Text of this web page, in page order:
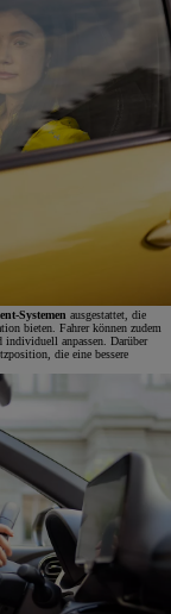
Systemen ausgestattet, die
bieten. Fahrer können zudem
individuell anpassen. Darüber
die eine bessere